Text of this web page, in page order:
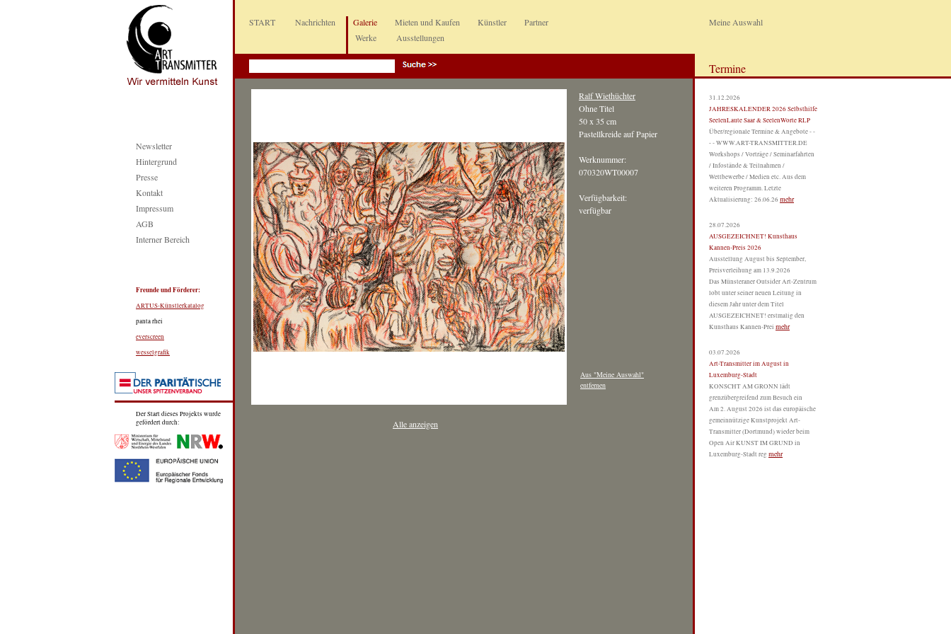
Newsletter
Hintergrund
Presse
Kontakt
Impressum
AGB
Interner Bereich
Freunde und Förderer:
ARTUS-Künstlerkatalog
panta rhei
everscreen
wesselgrafik
Der Start dieses Projekts wurde
gefördert durch:
START Nachrichten
Galerie
Werke
Ausstellungen
Mieten und Kaufen Künstler Partner
Ralf Wiethüchter
Ohne Titel
50 x 35 cm
Pastellkreide auf Papier
Werknummer:
070320WT00007
Verfügbarkeit:
verfügbar
Aus "Meine Auswahl"
entfernen
Alle anzeigen
Meine Auswahl
Termine
31.12.2026
JAHRESKALENDER 2026 Selbsthilfe
SeelenLaute Saar & SeelenWorte RLP
Über/regionale Termine & Angebote - -
- - WWW.ART-TRANSMITTER.DE
Workshops / Vorträge / Seminarfahrten
/ Infostände & Teilnahmen /
Wettbewerbe / Medien etc. Aus dem
weiteren Programm. Letzte
Aktualisierung: 26.06.26 mehr
28.07.2026
AUSGEZEICHNET! Kunsthaus
Kannen-Preis 2026
Ausstellung August bis September,
Preisverleihung am 13.9.2026
Das Münsteraner Outsider Art-Zentrum
lobt unter seiner neuen Leitung in
diesem Jahr unter dem Titel
AUSGEZEICHNET! erstmalig den
Kunsthaus Kannen-Prei mehr
03.07.2026
Art-Transmitter im August in
Luxemburg-Stadt
KONSCHT AM GRONN lädt
grenzübergreifend zum Besuch ein
Am 2. August 2026 ist das europäische
gemeinnützige Kunstprojekt Art-
Transmitter (Dortmund) wieder beim
Open Air KUNST IM GRUND in
Luxemburg-Stadt reg mehr